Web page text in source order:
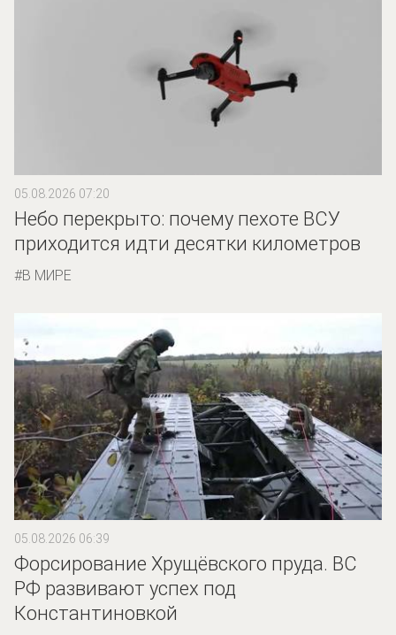
05.08.2026 07:20
Небо перекрыто: почему пехоте ВСУ
приходится идти десятки километров
В МИРЕ
05.08.2026 06:39
Форсирование Хрущёвского пруда. ВС
РФ развивают успех под
Константиновкой